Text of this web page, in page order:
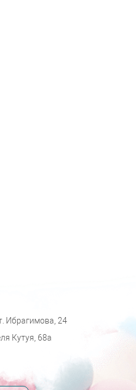
Ибрагимова, 24
Кутуя, 68а